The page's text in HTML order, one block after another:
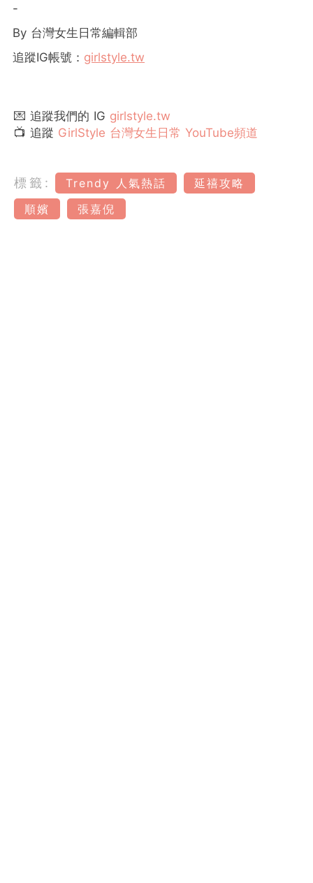
-
By 台灣女生日常編輯部
追蹤IG帳號： girlstyle.tw
💌 追蹤我們的 IG girlstyle.tw
📺 追蹤 GirlStyle 台灣女生日常 YouTube頻道
標籤: Trendy 人氣熱話
延禧攻略
順嬪
張嘉倪